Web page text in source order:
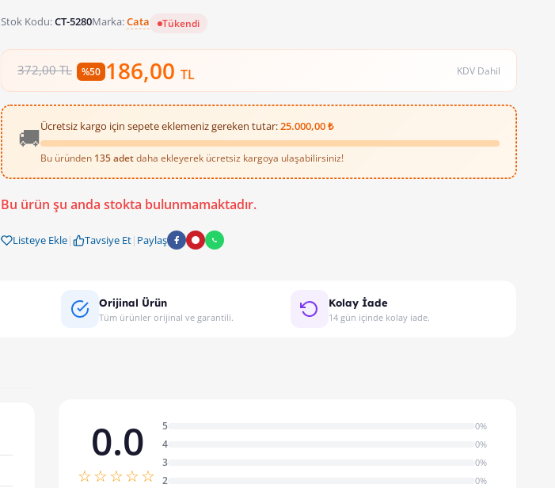
Stok Kodu:CT-5280Marka:Cata Tükendi
372,00 TL %50 186,00TL KDV Dahil
🚚Ücretsiz kargo için sepete eklemeniz gereken tutar:25.000,00 ₺
Bu üründen 135 adetdaha ekleyerek ücretsiz kargoya ulaşabilirsiniz!
Bu ürün şu anda stokta bulunmamaktadır.
Listeye Ekle| Tavsiye Et| Paylaş
Orijinal Ürün
Tüm ürünler orijinal ve garantili.
Kolay İade
14 gün içinde kolay iade.
0.0
☆☆☆☆☆
5 0%
4 0%
3 0%
2 0%